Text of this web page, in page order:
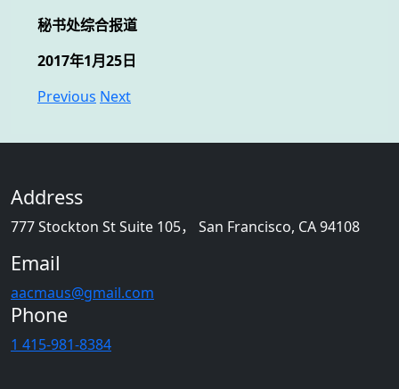
秘书处综合报道
2017年1月25日
Previous Next
Address
777 Stockton St Suite 105， San Francisco, CA 94108
Email
aacmaus@gmail.com
Phone
1 415-981-8384